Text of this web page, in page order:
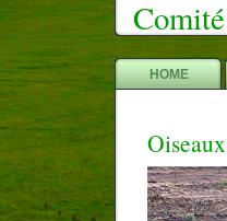
HOME